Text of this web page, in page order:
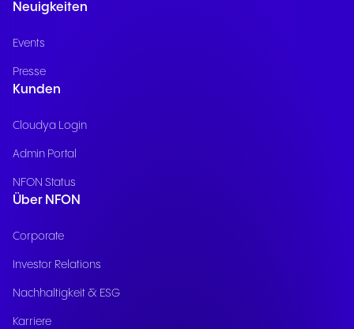
Neuigkeiten
Events
Presse
Kunden
Cloudya Login
Admin Portal
NFON Status
Über NFON
Corporate
Investor Relations
Nachhaltigkeit & ESG
Karriere